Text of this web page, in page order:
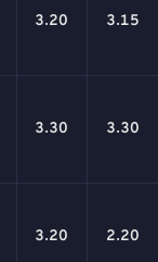
3.20 3.15
3.30 3.30
3.20 2.20